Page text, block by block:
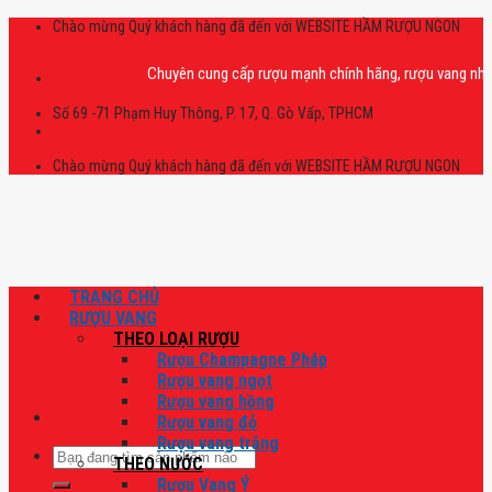
Skip
Chào mừng Quý khách hàng đã đến với WEBSITE HẦM RƯỢU NGON
Chuyên cung cấp rượu mạnh chính hãng, rượu vang nhập
Số 69 -71 Phạm Huy Thông, P. 17, Q. Gò Vấp, TPHCM
Chào mừng Quý khách hàng đã đến với WEBSITE HẦM RƯỢU NGON
Tìm
kiếm:
TRANG CHỦ
RƯỢU VANG
THEO LOẠI RƯỢU
Rượu Champagne Pháp
Rượu vang ngọt
Rượu vang hồng
Rượu vang đỏ
Rượu vang trắng
THEO NƯỚC
Rượu Vang Ý